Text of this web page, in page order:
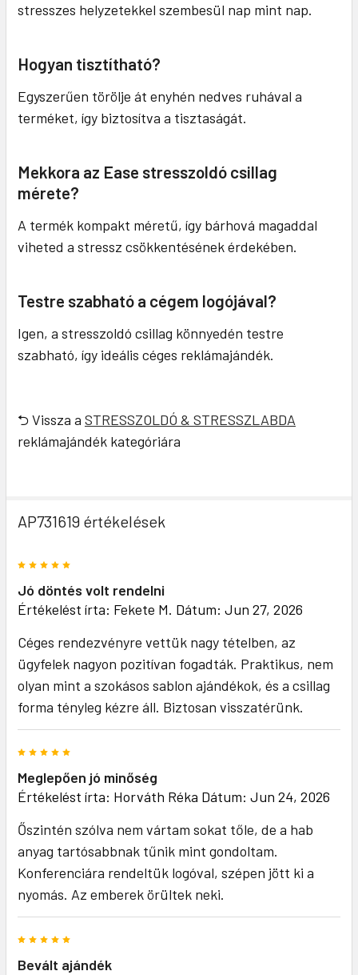
stresszes helyzetekkel szembesül nap mint nap.
Hogyan tisztítható?
Egyszerűen törölje át enyhén nedves ruhával a
terméket, így biztosítva a tisztaságát.
Mekkora az Ease stresszoldó csillag
mérete?
A termék kompakt méretű, így bárhová magaddal
viheted a stressz csökkentésének érdekében.
Testre szabható a cégem logójával?
Igen, a stresszoldó csillag könnyedén testre
szabható, így ideális céges reklámajándék.
⮌ Vissza a STRESSZOLDÓ & STRESSZLABDA
reklámajándék kategóriára
AP731619 értékelések
Jó döntés volt rendelni
Értékelést írta: Fekete M. Dátum: Jun 27, 2026
Céges rendezvényre vettük nagy tételben, az
ügyfelek nagyon pozitívan fogadták. Praktikus, nem
olyan mint a szokásos sablon ajándékok, és a csillag
forma tényleg kézre áll. Biztosan visszatérünk.
Meglepően jó minőség
Értékelést írta: Horváth Réka Dátum: Jun 24, 2026
Őszintén szólva nem vártam sokat tőle, de a hab
anyag tartósabbnak tűnik mint gondoltam.
Konferenciára rendeltük logóval, szépen jött ki a
nyomás. Az emberek örültek neki.
Bevált ajándék